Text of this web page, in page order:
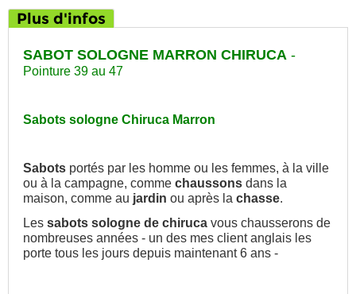
Plus d'infos
SABOT SOLOGNE MARRON CHIRUCA -
Pointure 39 au 47
Sabots sologne Chiruca Marron
Sabots portés par les homme ou les femmes, à la ville
ou à la campagne, commechaussons dans la
maison, comme au jardin ou après lachasse.
Lessabots sologne de chiruca vous chausserons de
nombreuses années - un des mes client anglais les
porte tous les jours depuis maintenant 6 ans -